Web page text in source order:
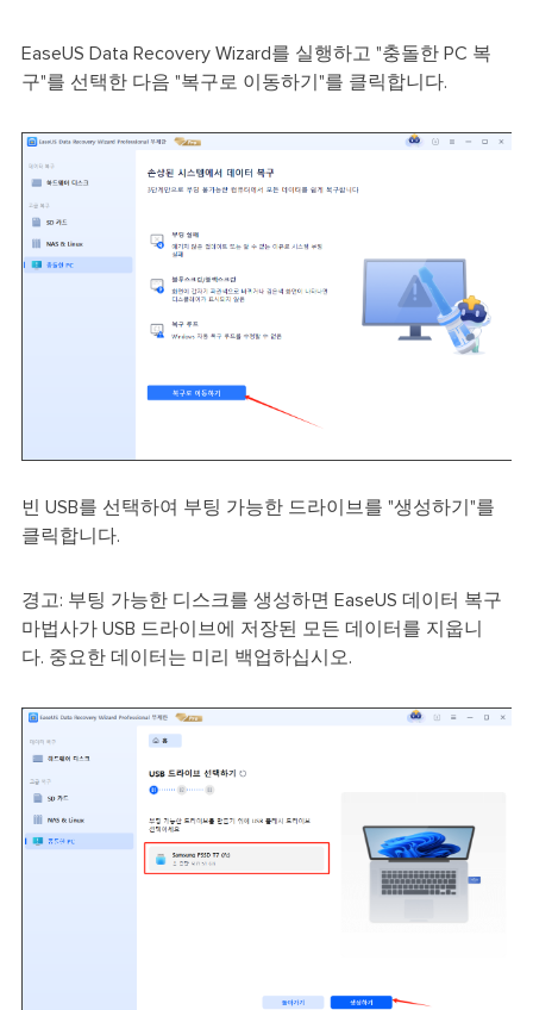
EaseUS Data Recovery Wizard를 실행하고 "충돌한 PC 복
구"를 선택한 다음 "복구로 이동하기"를 클릭합니다.
빈 USB를 선택하여 부팅 가능한 드라이브를 "생성하기"를
클릭합니다.
경고: 부팅 가능한 디스크를 생성하면 EaseUS 데이터 복구
마법사가 USB 드라이브에 저장된 모든 데이터를 지웁니
다. 중요한 데이터는 미리 백업하십시오.